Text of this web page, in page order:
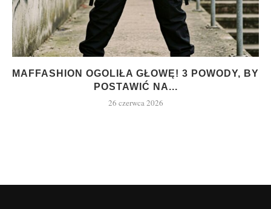
MAFFASHION OGOLIŁA GŁOWĘ! 3 POWODY, BY
POSTAWIĆ NA...
26 czerwca 2026